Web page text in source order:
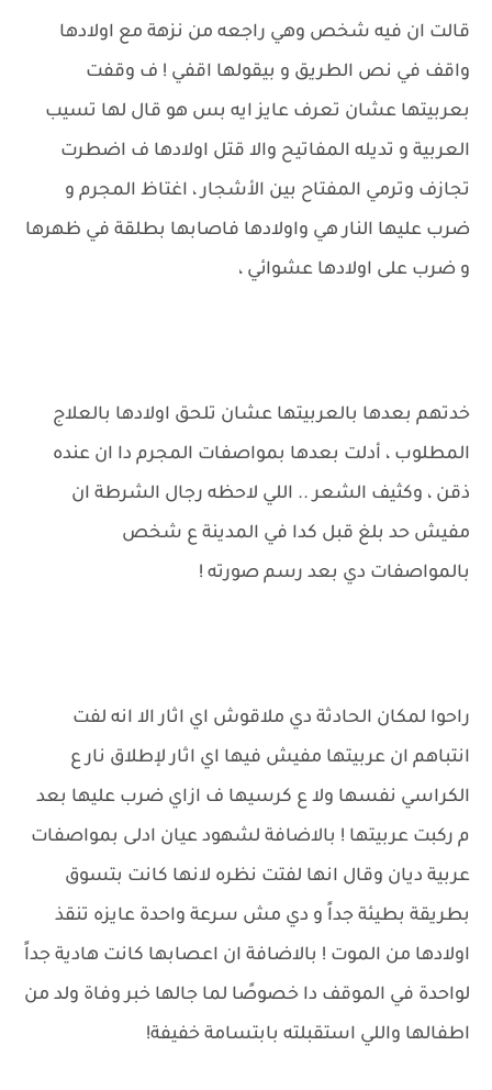
قالت ان فيه شخص وهي راجعه من نزهة مع اولادها
واقف في نص الطريق و بيقولها اقفي ! ف وقفت
بعربيتها عشان تعرف عايز ايه بس هو قال لها تسيب
العربية و تديله المفاتيح والا قتل اولادها ف اضطرت
تجازف وترمي المفتاح بين الأشجار ، اغتاظ المجرم و
ضرب عليها النار هي واولادها فاصابها بطلقة في ظهرها
و ضرب على اولادها عشوائي ،
خدتهم بعدها بالعربيتها عشان تلحق اولادها بالعلاج
المطلوب ، أدلت بعدها بمواصفات المجرم دا ان عنده
ذقن ، وكثيف الشعر .. اللي لاحظه رجال الشرطة ان
مفيش حد بلغ قبل كدا في المدينة ع شخص
بالمواصفات دي بعد رسم صورته !
راحوا لمكان الحادثة دي ملاقوش اي اثار الا انه لفت
انتباهم ان عربيتها مفيش فيها اي اثار لإطلاق نار ع
الكراسي نفسها ولا ع كرسيها ف ازاي ضرب عليها بعد
م ركبت عربيتها ! بالاضافة لشهود عيان ادلى بمواصفات
عربية ديان وقال انها لفتت نظره لانها كانت بتسوق
بطريقة بطيئة جداً و دي مش سرعة واحدة عايزه تنقذ
اولادها من الموت ! بالاضافة ان اعصابها كانت هادية جداً
لواحدة في الموقف دا خصوصًا لما جالها خبر وفاة ولد من
اطفالها واللي استقبلته بابتسامة خفيفة!